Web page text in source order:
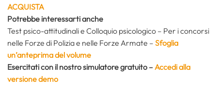
ACQUISTA
Potrebbe interessarti anche
Test psico-attitudinali e Colloquio psicologico – Per i concorsi
nelle Forze di Polizia e nelle Forze Armate – Sfoglia
un’anteprima del volume
Esercitati con il nostro simulatore gratuito –Accedi alla
versione demo